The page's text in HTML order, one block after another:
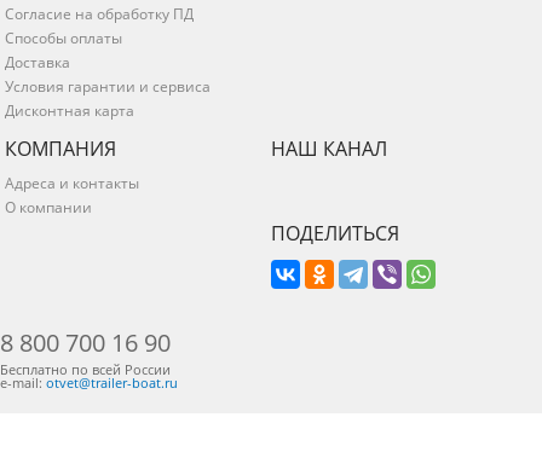
Согласие на обработку ПД
Способы оплаты
Доставка
Условия гарантии и сервиса
Дисконтная карта
КОМПАНИЯ
Адреса и контакты
О компании
НАШ КАНАЛ
ПОДЕЛИТЬСЯ
8 800 700 16 90
Бесплатно по всей России
e-mail: otvet@trailer-boat.ru